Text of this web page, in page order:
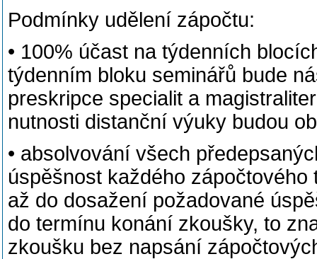
Podmínky udělení zápočtu:
• 100% účast na týdenních
týdenním bloku seminářů bude
preskripce specialit a
nutnosti distanční výuky budou
• absolvování všech
úspěšnost každého
až do dosažení požadované
do termínu konání zkoušky, to
zkoušku bez napsání